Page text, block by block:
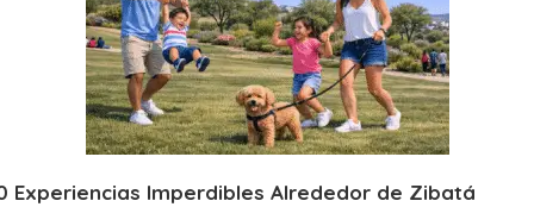
Experiencias Imperdibles Alrededor de Zibatá